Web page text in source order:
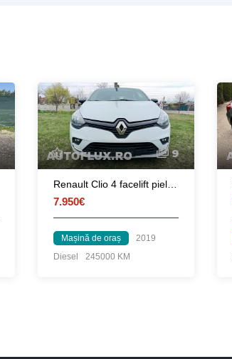
9
Renault Clio 4 facelift piele clima
7.950€
Mașină de oraș
2019
Diesel
245000 KM